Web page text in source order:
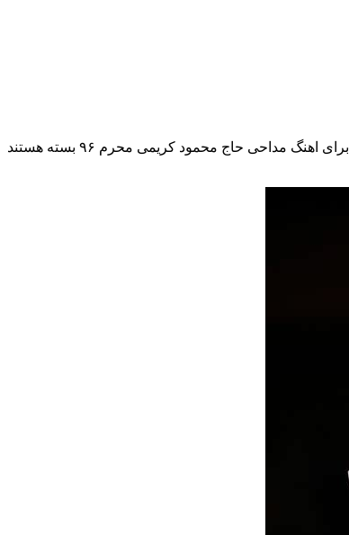
برای اهنگ مداحی حاج محمود کریمی محرم ۹۶ بسته هستند